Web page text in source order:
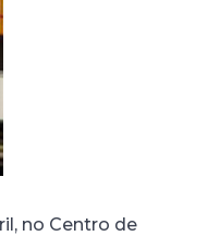
no Centro de